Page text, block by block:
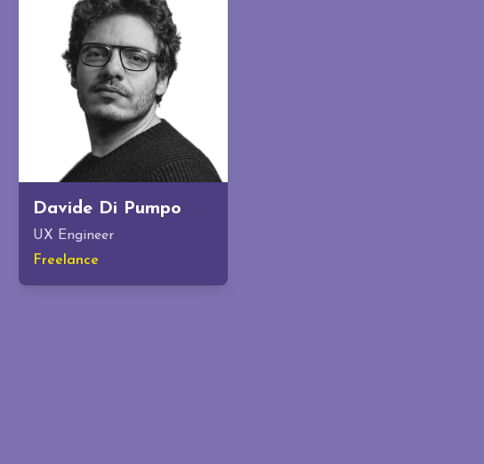
Davide Di Pumpo
UX Engineer
Freelance